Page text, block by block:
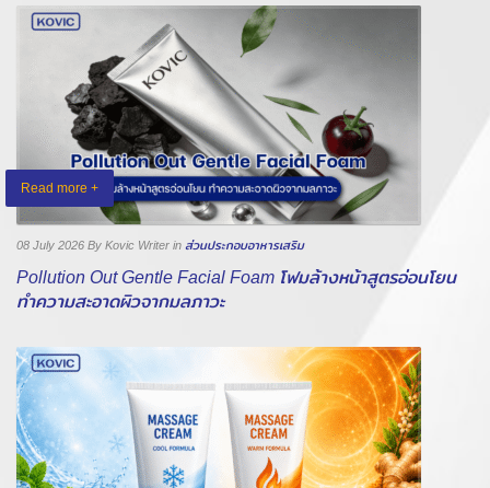
Read more +
08 July 2026By Kovic Writerinส่วนประกอบอาหารเสริม
Pollution Out Gentle Facial Foam โฟมล้างหน้าสูตรอ่อนโยน
ทำความสะอาดผิวจากมลภาวะ